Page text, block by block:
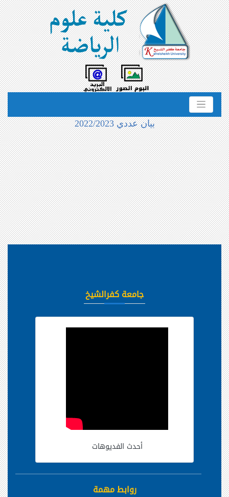
بيان عددي 2022/2023
جامعة كفرالشيخ
أحدث الفديوهات
روابط مهمة